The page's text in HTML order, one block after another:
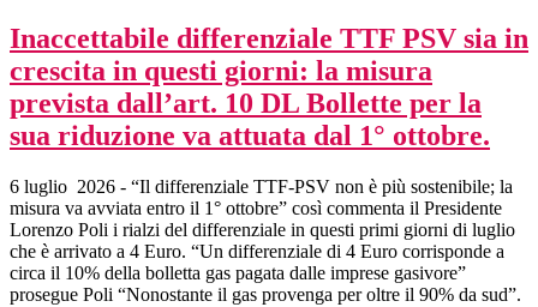
Inaccettabile differenziale TTF PSV sia in
crescita in questi giorni: la misura
prevista dall’art. 10 DL Bollette per la
sua riduzione va attuata dal 1° ottobre.
6 luglio 2026 - “Il differenziale TTF-PSV non è più sostenibile; la
misura va avviata entro il 1° ottobre” così commenta il Presidente
Lorenzo Poli i rialzi del differenziale in questi primi giorni di luglio
che è arrivato a 4 Euro. “Un differenziale di 4 Euro corrisponde a
circa il 10% della bolletta gas pagata dalle imprese gasivore”
prosegue Poli “Nonostante il gas provenga per oltre il 90% da sud”.